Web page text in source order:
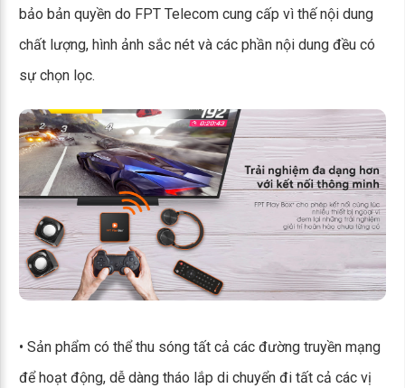
bảo bản quyền do FPT Telecom cung cấp vì thế nội dung
chất lượng, hình ảnh sắc nét và các phần nội dung đều có
sự chọn lọc.
• Sản phẩm có thể thu sóng tất cả các đường truyền mạng
để hoạt động, dễ dàng tháo lắp di chuyển đi tất cả các vị